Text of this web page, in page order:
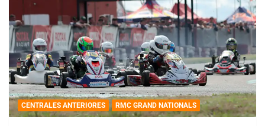
CENTRALES ANTERIORES RMC GRAND NATIONALS